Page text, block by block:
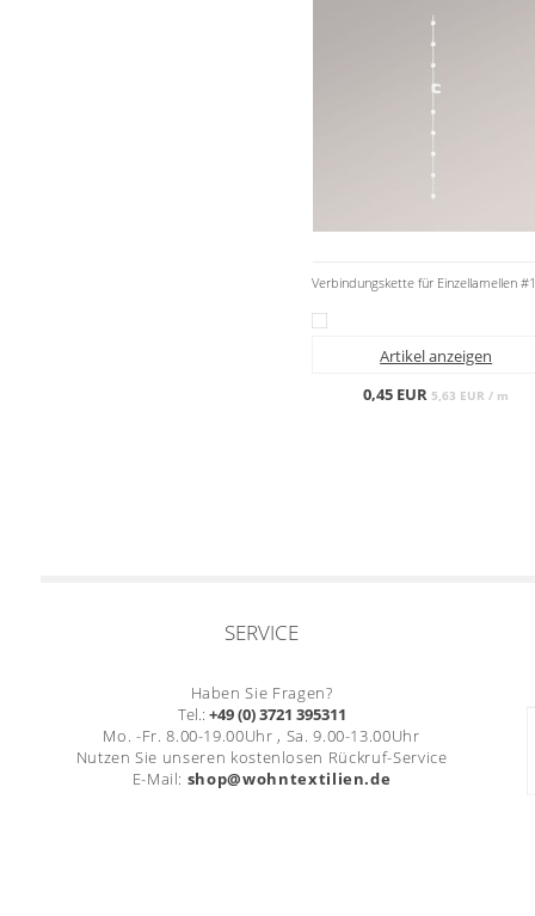
Verbindungskette für Einzellamellen
Artikel anzeigen
0,45 EUR 5,63 EUR / m
SERVICE
Haben Sie Fragen?
Tel.: +49 (0) 3721 395311
Mo. -Fr. 8.00-19.00Uhr , Sa. 9.00-13.00Uhr
Nutzen Sie unseren kostenlosen Rückruf-Service
E-Mail: shop@wohntextilien.de